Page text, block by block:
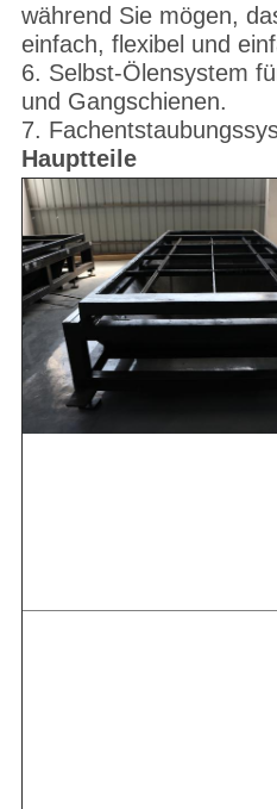
während Sie mögen,
einfach, flexibel und
6. Selbst-Ölensystem
und Gangschienen.
7.
Hauptteile